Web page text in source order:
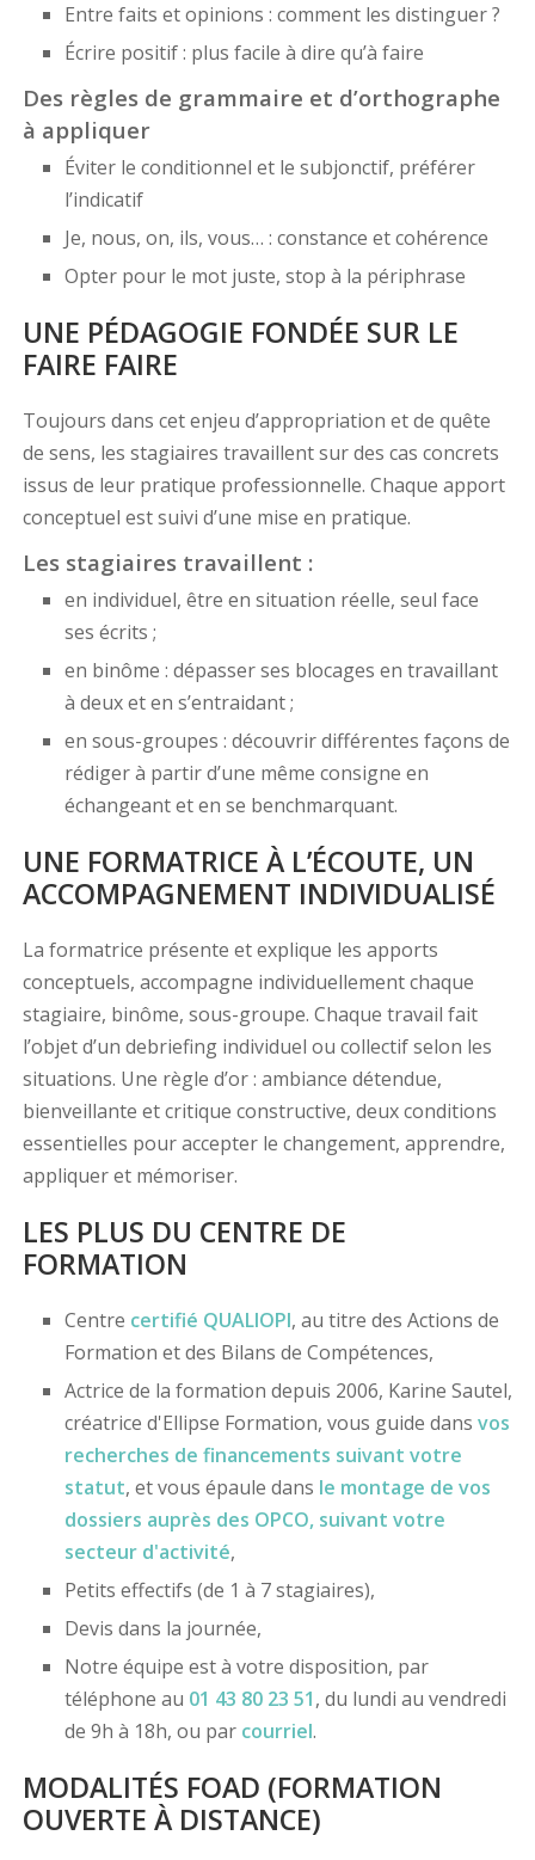
Entre faits et opinions : comment les distinguer ?
Écrire positif : plus facile à dire qu’à faire
Des règles de grammaire et d’orthographe
à appliquer
Éviter le conditionnel et le subjonctif, préférer
l’indicatif
Je, nous, on, ils, vous… : constance et cohérence
Opter pour le mot juste, stop à la périphrase
UNE PÉDAGOGIE FONDÉE SUR LE
FAIRE FAIRE
Toujours dans cet enjeu d’appropriation et de quête
de sens, les stagiaires travaillent sur des cas concrets
issus de leur pratique professionnelle. Chaque apport
conceptuel est suivi d’une mise en pratique.
Les stagiaires travaillent :
en individuel, être en situation réelle, seul face
ses écrits ;
en binôme : dépasser ses blocages en travaillant
à deux et en s’entraidant ;
en sous-groupes : découvrir différentes façons de
rédiger à partir d’une même consigne en
échangeant et en se benchmarquant.
UNE FORMATRICE À L’ÉCOUTE, UN
ACCOMPAGNEMENT INDIVIDUALISÉ
La formatrice présente et explique les apports
conceptuels, accompagne individuellement chaque
stagiaire, binôme, sous-groupe. Chaque travail fait
l’objet d’un debriefing individuel ou collectif selon les
situations. Une règle d’or : ambiance détendue,
bienveillante et critique constructive, deux conditions
essentielles pour accepter le changement, apprendre,
appliquer et mémoriser.
LES PLUS DU CENTRE DE
FORMATION
Centre certifié QUALIOPI, au titre des Actions de
Formation et des Bilans de Compétences,
Actrice de la formation depuis 2006, Karine Sautel,
créatrice d'Ellipse Formation, vous guide dans vos
recherches de financements suivant votre
statut, et vous épaule dans le montage de vos
dossiers auprès des OPCO, suivant votre
secteur d'activité,
Petits effectifs (de 1 à 7 stagiaires),
Devis dans la journée,
Notre équipe est à votre disposition, par
téléphone au 01 43 80 23 51, du lundi au vendredi
de 9h à 18h, ou par courriel.
MODALITÉS FOAD (FORMATION
OUVERTE À DISTANCE)